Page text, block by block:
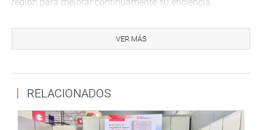
relacionadas transversalmente con el crecimiento
económico y el aumento en los niveles de bienestar social
Facebook: https://web.facebook.com/ccit.congreso
Twitter: https://twitter.com/comisionCIT
Contacto de prensa: Lic. Renzo Georffino Bellmunt.
VER MÁS
RELACIONADOS